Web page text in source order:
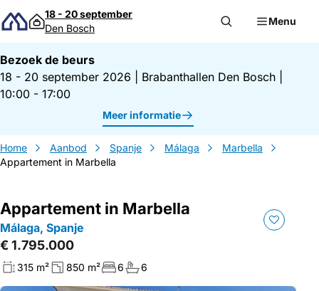
Direct naar inhoud
18 - 20 september
Den Bosch
Menu
Bezoek de beurs
18 - 20 september 2026
Brabanthallen Den Bosch
10:00 - 17:00
Meer informatie
Home Aanbod Spanje Málaga
Marbella
Appartement in Marbella
Appartement in Marbella
Málaga, Spanje
€ 1.795.000
315 m² 850 m² 6 6